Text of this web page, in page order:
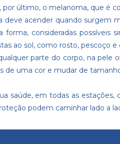
por último, o melanoma, que é
deve acender quando
consideradas possíveis
ao sol, como rosto, pescoço e
parte do corpo, na pele
de uma cor e mudar de
saúde, em todas as estações,
podem caminhar lado a